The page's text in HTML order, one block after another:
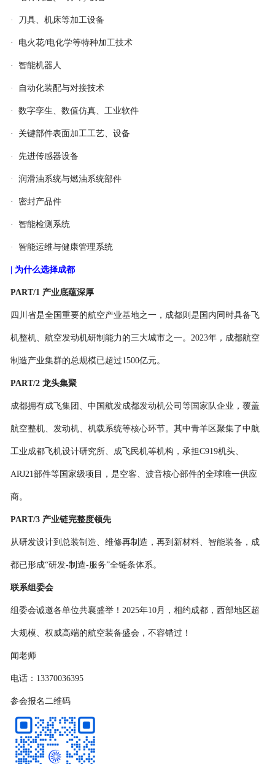
· 刀具、机床等加工设备
· 电火花/电化学等特种加工技术
· 智能机器人
· 自动化装配与对接技术
· 数字孪生、数值仿真、工业软件
· 关键部件表面加工工艺、设备
· 先进传感器设备
· 润滑油系统与燃油系统部件
· 密封产品件
· 智能检测系统
· 智能运维与健康管理系统
| 为什么选择成都
PART/1 产业底蕴深厚
四川省是全国重要的航空产业基地之一，成都则是国内同时具备飞
机整机、航空发动机研制能力的三大城市之一。 2023年，成都航空
制造产业集群的总规模已超过1500亿元。
PART/2 龙头集聚
成都拥有成飞集团、中国航发成都发动机公司等国家队企业，覆盖
航空整机、发动机、机载系统等核心环节。其中青羊区聚集了中航
工业成都飞机设计研究所、成飞民机等机构，承担C919机头、
ARJ21部件等国家级项目，是空客、波音核心部件的全球唯一供应
商。
PART/3 产业链完整度领先
从研发设计到总装制造、维修再制造，再到新材料、智能装备，成
都已形成“研发-制造-服务”全链条体系。
联系组委会
组委会诚邀各单位共襄盛举！ 2025年10月，相约成都，西部地区超
大规模、权威高端的航空装备盛会，不容错过！
闻老师
电话： 13370036395
参会报名二维码